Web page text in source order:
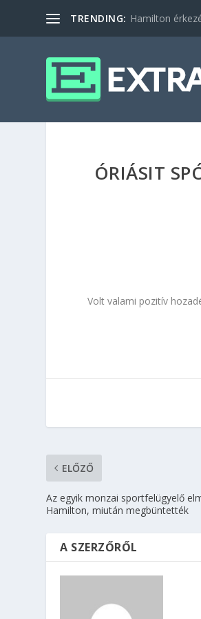
TRENDING: Hamilton
ÓRIÁSIT
Volt valami pozitív
ELŐZŐ
Az egyik monzai sportfelügyelő
Hamilton, miután megbüntették
A SZERZŐRŐL